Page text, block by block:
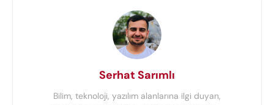
Serhat Sarımlı
Bilim, teknoloji, yazılım alanlarına ilgi duyan,